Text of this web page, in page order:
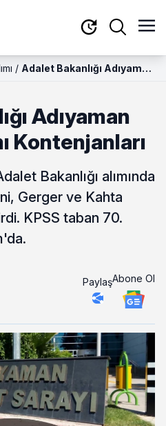
/ Adalet Bakanlığı Adıyaman
Adıyaman
Kontenjanları
Bakanlığı alımında
Gerger ve Kahta
KPSS taban 70.
PaylaşAbone Ol